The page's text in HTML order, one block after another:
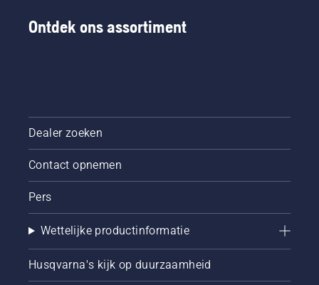
Ontdek ons assortiment
Dealer zoeken
Contact opnemen
Pers
Wettelijke productinformatie
Husqvarna's kijk op duurzaamheid